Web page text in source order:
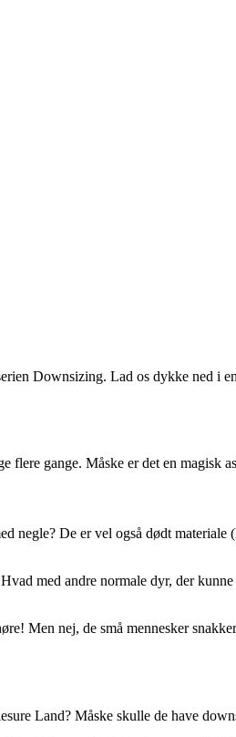
Downsizing. Lad os dykke ned i
gange. Måske er det en magisk
De er vel også dødt
med andre normale dyr, der
Men nej, de små mennesker
Land? Måske skulle de have